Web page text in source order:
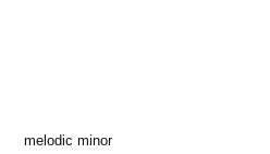
melodic minor